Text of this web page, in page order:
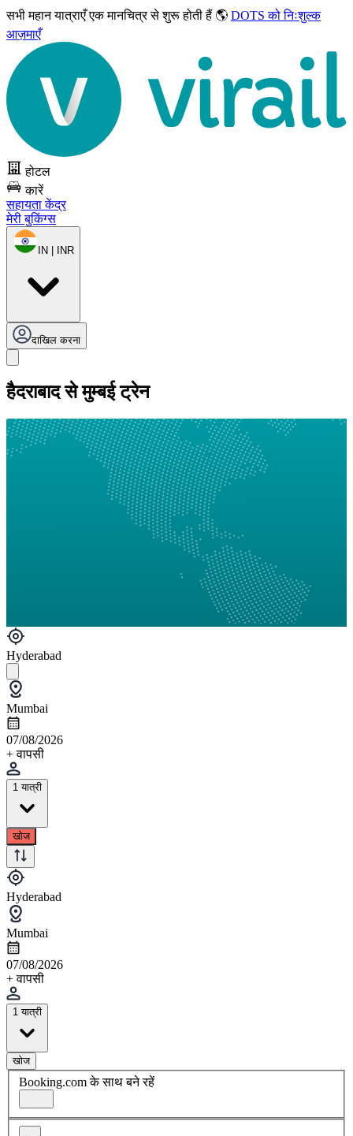
सभी महान यात्राएँएक मानचित्र से शुरू होती हैं 🌎 DOTS को निःशुल्क
आज़माएँ
होटल
कारें
सहायता केंद्र
मेरी बुकिंग्स
IN | INR
दाखिल करना
हैदराबाद से मुम्बई ट्रेन
Hyderabad
Mumbai
07/08/2026
+ वापसी
1 यात्री
खोज
Hyderabad
Mumbai
07/08/2026
+ वापसी
1 यात्री
खोज
Booking.com के साथ बने रहें